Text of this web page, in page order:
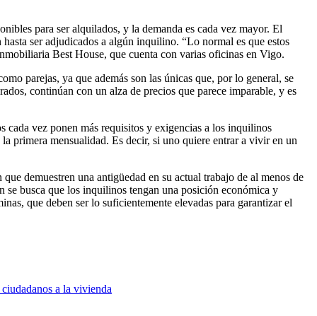
para ser alquilados, y la demanda es cada vez mayor. El
ser adjudicados a algún inquilino. “Lo normal es que estos
Best House, que cuenta con varias oficinas en Vigo.
parejas, ya que además son las únicas que, por lo general, se
continúan con un alza de precios que parece imparable, y es
cada vez ponen más requisitos y exigencias a los inquilinos
primera mensualidad. Es decir, si uno quiere entrar a vivir en un
demuestren una antigüedad en su actual trabajo de al menos de
se busca que los inquilinos tengan una posición económica y
que deben ser lo suficientemente elevadas para garantizar el
a la vivienda